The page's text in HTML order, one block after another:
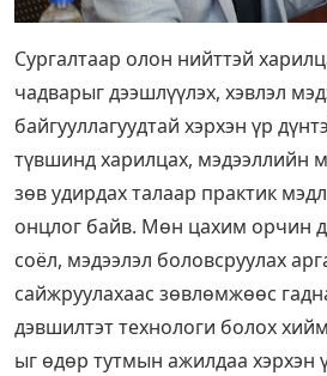
Сургалтаар олон нийттэй
чадварыг дээшлүүлэх, хэвлэл
байгууллагуудтай хэрхэн үр
түвшинд харилцах, мэдээллийн
зөв удирдах талаар практик
онцлог байв. Мөн цахим орчин
соёл, мэдээлэл боловсруулах
сайжруулахаас зөвлөмжөөс
дэвшилтэт технологи болох
ыг өдөр тутмын ажилдаа хэрхэн